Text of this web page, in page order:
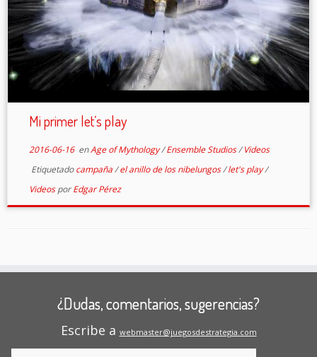
Mi primer let’s play
2016-06-16enAge of Mythology/Ensemble Studios/Videos
Etiquetadocampaña/el anillo de los nibelungos/let's play/
VideosporEdgar Pérez
¿Dudas, comentarios, sugerencias?
Escribe a webmaster@juegosdestrategia.com